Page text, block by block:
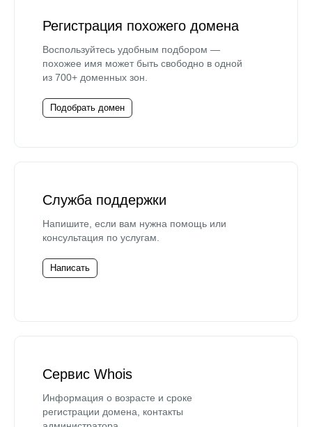
Регистрация похожего домена
Воспользуйтесь удобным подбором —
похожее имя может быть свободно в одной
из 700+ доменных зон.
Подобрать домен
Служба поддержки
Напишите, если вам нужна помощь или
консультация по услугам.
Написать
Сервис Whois
Информация о возрасте и сроке
регистрации домена, контакты